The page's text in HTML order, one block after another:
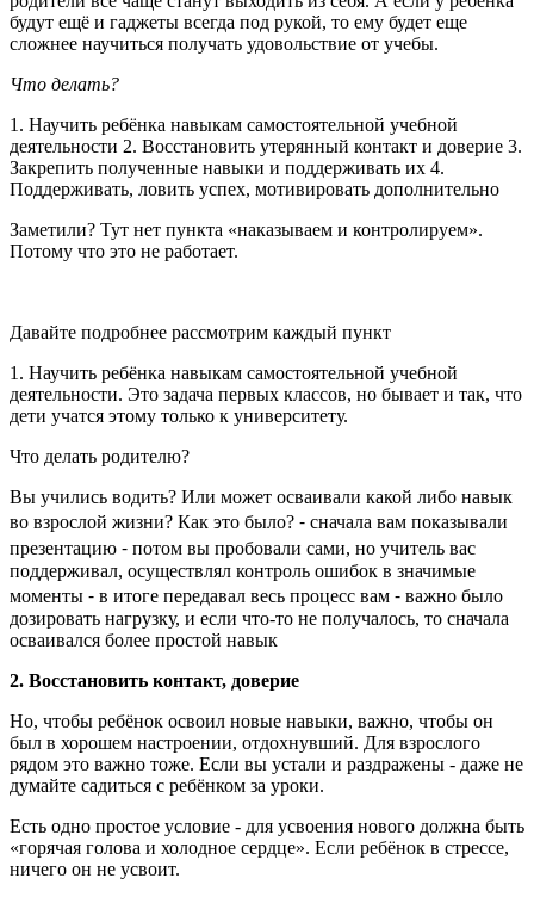
будут ещё и гаджеты всегда под рукой, то ему будет еще
сложнее научиться получать удовольствие от учебы.
Что делать?
1. Научить ребёнка навыкам самостоятельной учебной
деятельности 2. Восстановить утерянный контакт и доверие 3.
Закрепить полученные навыки и поддерживать их 4.
Поддерживать, ловить успех, мотивировать дополнительно
Заметили? Тут нет пункта «наказываем и контролируем».
Потому что это не работает.
Давайте подробнее рассмотрим каждый пункт
1. Научить ребёнка навыкам самостоятельной учебной
деятельности. Это задача первых классов, но бывает и так, что
дети учатся этому только к университету.
Что делать родителю?
Вы учились водить? Или может осваивали какой либо навык
во взрослой жизни? Как это было? ⁃ сначала вам показывали
презентацию ⁃ потом вы пробовали сами, но учитель вас
поддерживал, осуществлял контроль ошибок в значимые
моменты ⁃ в итоге передавал весь процесс вам ⁃ важно было
дозировать нагрузку, и если что-то не получалось, то сначала
осваивался более простой навык
2. Восстановить контакт, доверие
Но, чтобы ребёнок освоил новые навыки, важно, чтобы он
был в хорошем настроении, отдохнувший. Для взрослого
рядом это важно тоже. Если вы устали и раздражены - даже не
думайте садиться с ребёнком за уроки.
Есть одно простое условие - для усвоения нового должна быть
«горячая голова и холодное сердце». Если ребёнок в стрессе,
ничего он не усвоит.